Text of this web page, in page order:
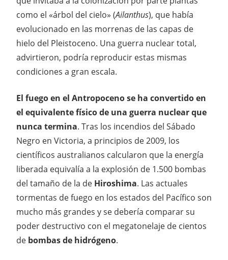
como el «árbol del cielo» (Ailanthus), que había
evolucionado en las morrenas de las capas de
hielo del Pleistoceno. Una guerra nuclear total,
advirtieron, podría reproducir estas mismas
condiciones a gran escala.
El fuego en el Antropoceno se ha convertido en
el equivalente físico de una guerra nuclear que
nunca termina. Tras los incendios del Sábado
Negro en Victoria, a principios de 2009, los
científicos australianos calcularon que la energía
liberada equivalía a la explosión de 1.500 bombas
del tamaño de la de Hiroshima. Las actuales
tormentas de fuego en los estados del Pacífico son
mucho más grandes y se debería comparar su
poder destructivo con el megatonelaje de cientos
de bombas de hidrógeno.